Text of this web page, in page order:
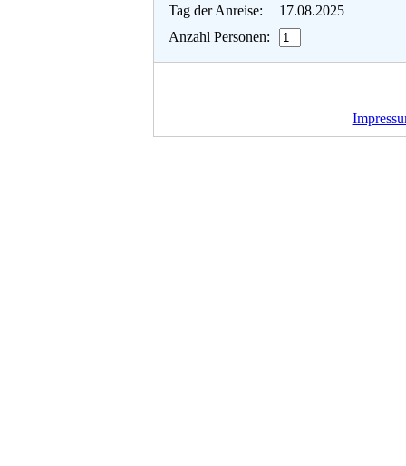
Tag der Anreise:
17.08.2025
Anzahl Personen: